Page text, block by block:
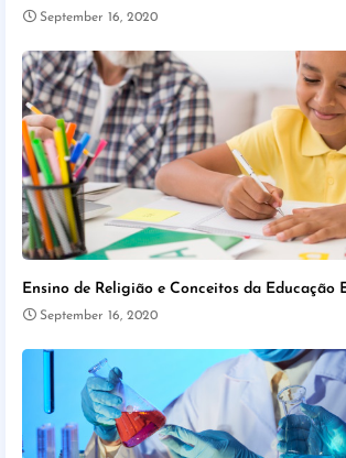
September 16, 2020
Ensino de Religião e Conceitos da Educação
September 16, 2020